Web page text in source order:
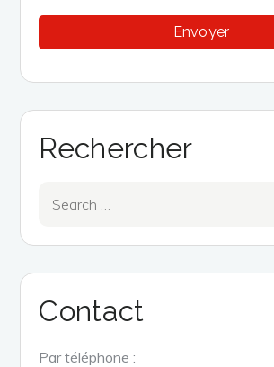
Rechercher
Contact
Par téléphone :